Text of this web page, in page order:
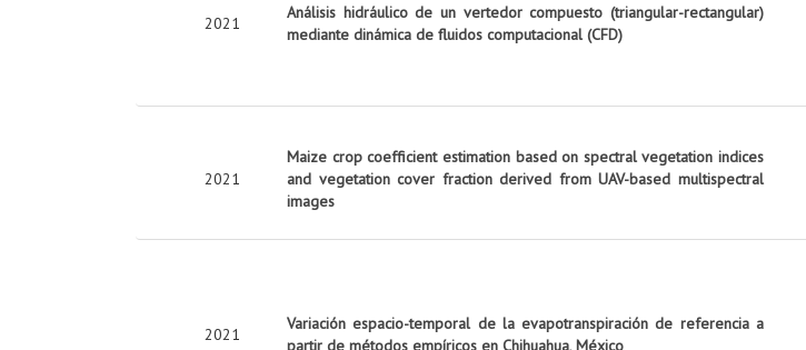
2021
Análisis hidráulico de un vertedor compuesto (triangular-rectangular)
mediante dinámica de fluidos computacional (CFD)
2021
Maize crop coefficient estimation based on spectral vegetation indices
and vegetation cover fraction derived from UAV-based multispectral
images
2021
Variación espacio-temporal de la evapotranspiración de referencia a
partir de métodos empíricos en Chihuahua, México